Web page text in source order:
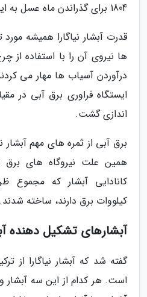
1804 برای گذراندن ماه عسل به این آبشار رفتند.
قدرت آبشار نیاگارا همیشه
ها نیروی آن را با استفاده
ایستگاه فراوری برق آبی در
اندازی گشت.
برق آبی از ثمره های مهم آبشار
همین علت نیروگاه های
کیلووات برق دارند، ساخته شدند.
آبشارهای تشکیل دهنده
است. هر کدام از این سه